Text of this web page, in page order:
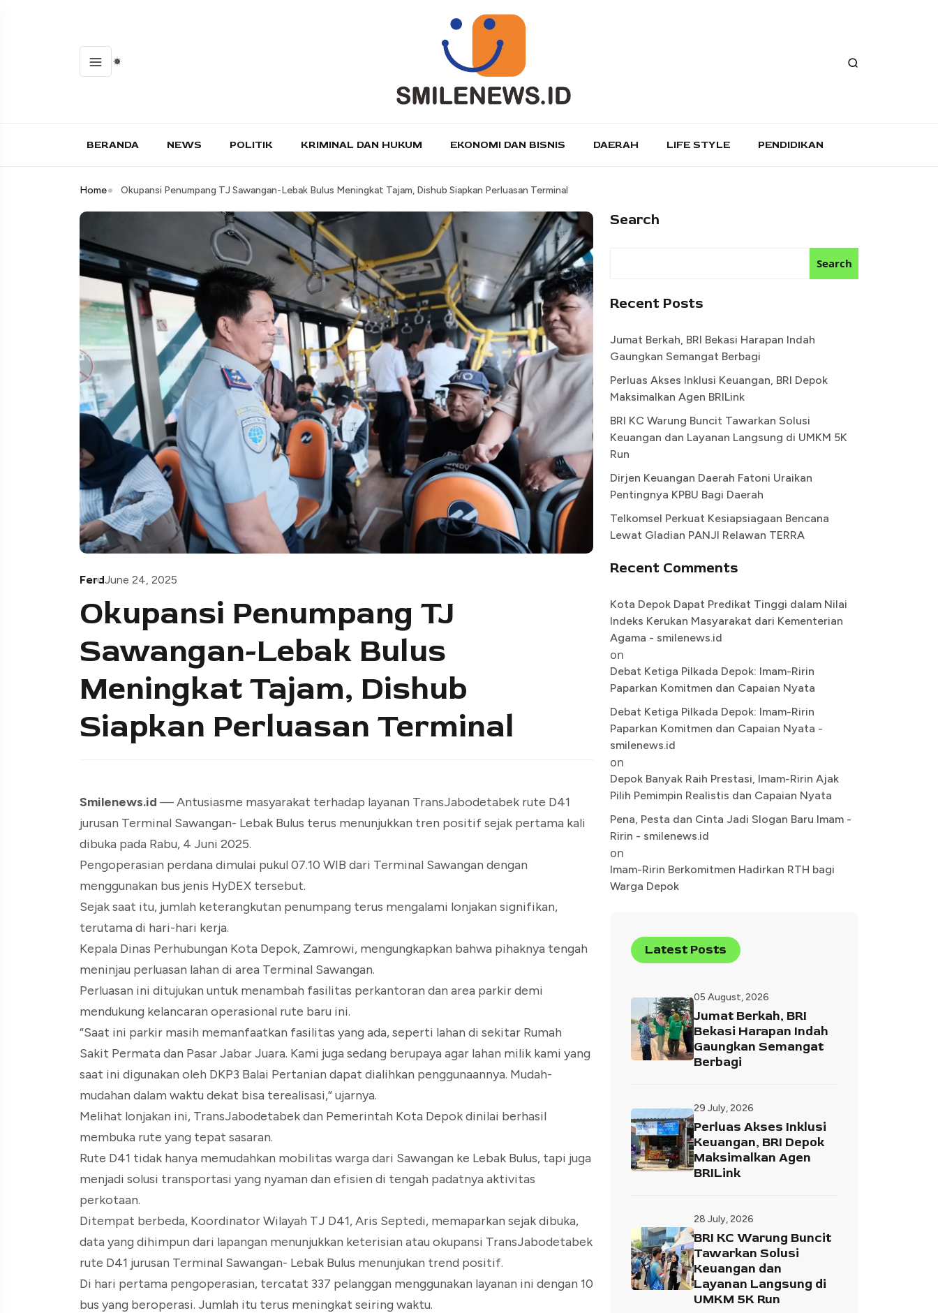
BERANDA NEWS POLITIK KRIMINAL DAN HUKUM EKONOMI DAN BISNIS DAERAH LIFE STYLE PENDIDIKAN
Home Okupansi Penumpang TJ Sawangan-Lebak Bulus Meningkat Tajam, Dishub Siapkan Perluasan Terminal
FerdJune 24, 2025
Okupansi Penumpang TJ
Sawangan-Lebak Bulus
Meningkat Tajam, Dishub
Siapkan Perluasan Terminal
Smilenews.id — Antusiasme masyarakat terhadap layanan TransJabodetabek rute D41
jurusan Terminal Sawangan- Lebak Bulus terus menunjukkan tren positif sejak pertama kali
dibuka pada Rabu, 4 Juni 2025.
Pengoperasian perdana dimulai pukul 07.10 WIB dari Terminal Sawangan dengan
menggunakan bus jenis HyDEX tersebut.
Sejak saat itu, jumlah keterangkutan penumpang terus mengalami lonjakan signifikan,
terutama di hari-hari kerja.
Kepala Dinas Perhubungan Kota Depok, Zamrowi, mengungkapkan bahwa pihaknya tengah
meninjau perluasan lahan di area Terminal Sawangan.
Perluasan ini ditujukan untuk menambah fasilitas perkantoran dan area parkir demi
mendukung kelancaran operasional rute baru ini.
“Saat ini parkir masih memanfaatkan fasilitas yang ada, seperti lahan di sekitar Rumah
Sakit Permata dan Pasar Jabar Juara. Kami juga sedang berupaya agar lahan milik kami yang
saat ini digunakan oleh DKP3 Balai Pertanian dapat dialihkan penggunaannya. Mudah-
mudahan dalam waktu dekat bisa terealisasi,” ujarnya.
Melihat lonjakan ini, TransJabodetabek dan Pemerintah Kota Depok dinilai berhasil
membuka rute yang tepat sasaran.
Rute D41 tidak hanya memudahkan mobilitas warga dari Sawangan ke Lebak Bulus, tapi juga
menjadi solusi transportasi yang nyaman dan efisien di tengah padatnya aktivitas
perkotaan.
Ditempat berbeda, Koordinator Wilayah TJ D41, Aris Septedi, memaparkan sejak dibuka,
data yang dihimpun dari lapangan menunjukkan keterisian atau okupansi TransJabodetabek
rute D41 jurusan Terminal Sawangan- Lebak Bulus menunjukan trend positif.
Di hari pertama pengoperasian, tercatat 337 pelanggan menggunakan layanan ini dengan 10
bus yang beroperasi. Jumlah itu terus meningkat seiring waktu.
Search
Search
Recent Posts
Jumat Berkah, BRI Bekasi Harapan Indah
Gaungkan Semangat Berbagi
Perluas Akses Inklusi Keuangan, BRI Depok
Maksimalkan Agen BRILink
BRI KC Warung Buncit Tawarkan Solusi
Keuangan dan Layanan Langsung di UMKM 5K
Run
Dirjen Keuangan Daerah Fatoni Uraikan
Pentingnya KPBU Bagi Daerah
Telkomsel Perkuat Kesiapsiagaan Bencana
Lewat Gladian PANJI Relawan TERRA
Recent Comments
Kota Depok Dapat Predikat Tinggi dalam Nilai
Indeks Kerukan Masyarakat dari Kementerian
Agama - smilenews.id
on
Debat Ketiga Pilkada Depok: Imam-Ririn
Paparkan Komitmen dan Capaian Nyata
Debat Ketiga Pilkada Depok: Imam-Ririn
Paparkan Komitmen dan Capaian Nyata -
smilenews.id
on
Depok Banyak Raih Prestasi, Imam-Ririn Ajak
Pilih Pemimpin Realistis dan Capaian Nyata
Pena, Pesta dan Cinta Jadi Slogan Baru Imam -
Ririn - smilenews.id
on
Imam-Ririn Berkomitmen Hadirkan RTH bagi
Warga Depok
Latest Posts
05 August, 2026
Jumat Berkah, BRI
Bekasi Harapan Indah
Gaungkan Semangat
Berbagi
29 July, 2026
Perluas Akses Inklusi
Keuangan, BRI Depok
Maksimalkan Agen
BRILink
28 July, 2026
BRI KC Warung Buncit
Tawarkan Solusi
Keuangan dan
Layanan Langsung di
UMKM 5K Run